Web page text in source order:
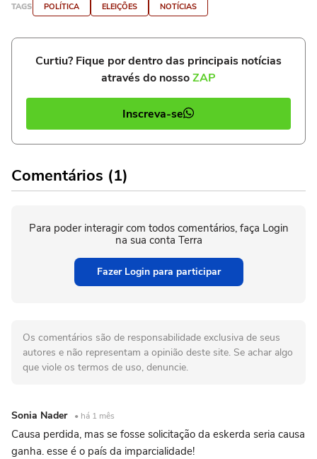
TAGS POLÍTICA ELEIÇÕES NOTÍCIAS
Curtiu? Fique por dentro das principais notícias
através do nossoZAP
Inscreva-se
Comentários (1)
Para poder interagir com todos comentários, faça Login
na sua conta Terra
Fazer Login para participar
Os comentários são de responsabilidade exclusiva de seus
autores e não representam a opinião deste site. Se achar algo
que viole os termos de uso, denuncie.
Sonia Nader • há 1 mês
Causa perdida, mas se fosse solicitação da eskerda seria causa
ganha. esse é o país da imparcialidade!